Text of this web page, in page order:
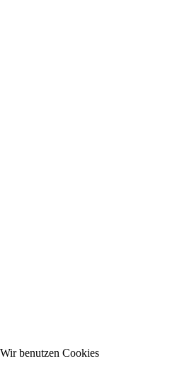
Wir benutzen Cookies